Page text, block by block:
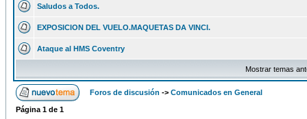
Saludos a Todos.
EXPOSICION DEL VUELO.MAQUETAS DA VINCI.
Ataque al HMS Coventry
Mostrar temas
Foros de discusión -> Comunicados en General
Página 1 de 1